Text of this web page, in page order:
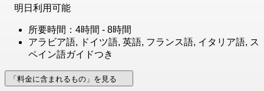
明日利用可能
所要時間：4時間 - 8時間
アラビア語, ドイツ語, 英語, フランス語, イタリア語, ス
ペイン語ガイドつき
「料金に含まれるもの」を見る